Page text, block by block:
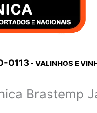
0113 - VALINHOS E
Brastemp